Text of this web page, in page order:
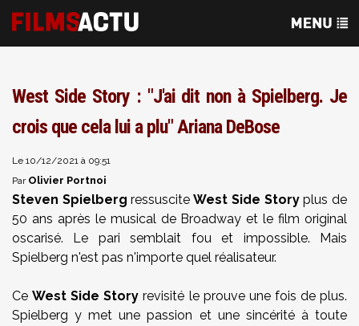
West Side Story : "J'ai dit non à Spielberg. Je
crois que cela lui a plu" Ariana DeBose
Le 10/12/2021 à 09:51
Par Olivier Portnoi
Steven Spielberg ressuscite West Side Storyplus de
50 ans après le musical de Broadway et le film original
oscarisé. Le pari semblait fou et impossible. Mais
Spielberg n'est pas n'importe quel réalisateur.
CeWest Side Story revisité le prouve une fois de plus.
Spielberg y met une passion et une sincérité à toute